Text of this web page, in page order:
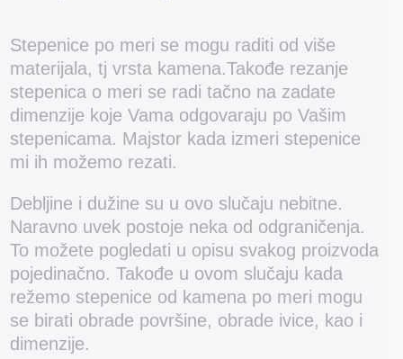
Stepenice po meri se mogu raditi od više
materijala, tj vrsta kamena.Takođe rezanje
stepenica o meri se radi tačno na zadate
dimenzije koje Vama odgovaraju po Vašim
stepenicama. Majstor kada izmeri stepenice
mi ih možemo rezati.
Debljine i dužine su u ovo slučaju nebitne.
Naravno uvek postoje neka od odgraničenja.
To možete pogledati u opisu svakog proizvoda
pojedinačno. Takođe u ovom slučaju kada
režemo stepenice od kamena po meri mogu
se birati obrade površine, obrade ivice, kao i
dimenzije.